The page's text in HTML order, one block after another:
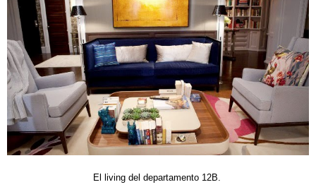
El living del departamento 12B.